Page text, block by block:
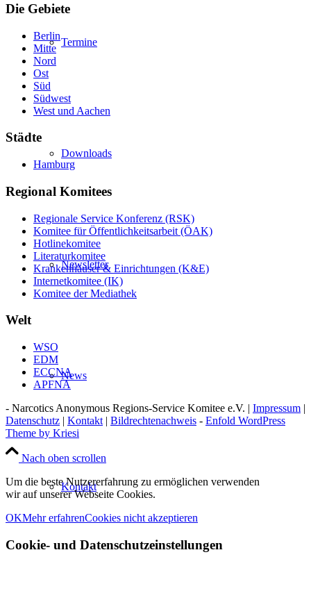
Termine
Downloads
Newsletter
News
Kontakt
Die Gebiete
Berlin
Mitte
Nord
Ost
Süd
Südwest
West und Aachen
Städte
Hamburg
Regional Komitees
Regionale Service Konferenz (RSK)
Komitee für Öffentlichkeitsarbeit (ÖAK)
Hotlinekomitee
Literaturkomitee
Krankenhäuser & Einrichtungen (K&E)
Internetkomitee (IK)
Komitee der Mediathek
Welt
WSO
EDM
ECCNA
APFNA
- Narcotics Anonymous Regions-Service Komitee e.V. | Impressum |
Datenschutz | Kontakt | Bildrechtenachweis - Enfold WordPress
Theme by Kriesi
Nach oben scrollen
Um die beste Nutzererfahrung zu ermöglichen verwenden
wir auf unserer Webseite Cookies.
OKMehr erfahrenCookies nicht akzeptieren
Cookie- und Datenschutzeinstellungen